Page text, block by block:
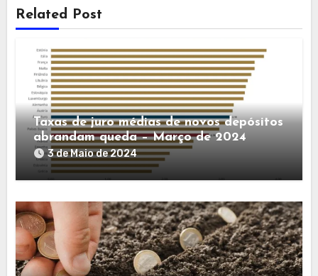
Related Post
Taxas de juro médias de novos depósitos
abrandam queda – Março de 2024
3 de Maio de 2024